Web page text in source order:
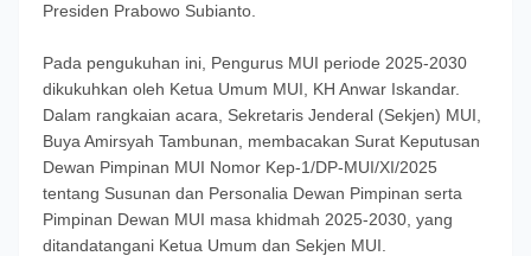
Presiden Prabowo Subianto.
Pada pengukuhan ini, Pengurus MUI periode 2025-2030
dikukuhkan oleh Ketua Umum MUI, KH Anwar Iskandar.
Dalam rangkaian acara, Sekretaris Jenderal (Sekjen) MUI,
Buya Amirsyah Tambunan, membacakan Surat Keputusan
Dewan Pimpinan MUI Nomor Kep-1/DP-MUI/XI/2025
tentang Susunan dan Personalia Dewan Pimpinan serta
Pimpinan Dewan MUI masa khidmah 2025-2030, yang
ditandatangani Ketua Umum dan Sekjen MUI.